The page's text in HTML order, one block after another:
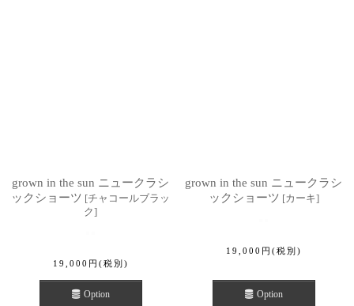
grown in the sun ニュークラシ
ックショーツ [チャコールブラッ
ク]
19,000 円 (税別)
Option
grown in the sun ニュークラシ
ックショーツ [カーキ]
19,000 円 (税別)
Option